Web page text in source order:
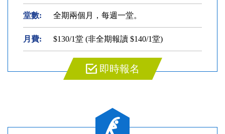
堂數: 全期兩個月，每週一堂。
月費: $130/1堂 (非全期報讀 $140/1堂)
即時報名